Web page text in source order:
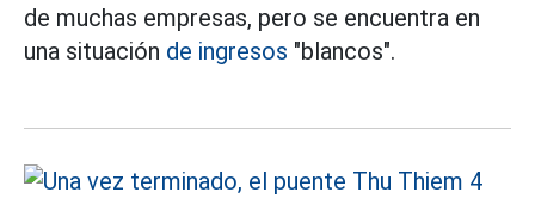
de muchas empresas, pero se encuentra en
una situación de ingresos "blancos".